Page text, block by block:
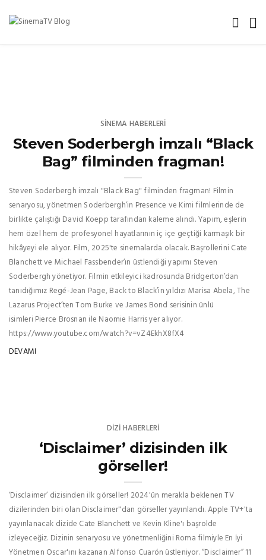
SINEMA HABERLERI
Steven Soderbergh imzalı “Black
Bag” filminden fragman!
Steven Soderbergh imzalı "Black Bag" filminden fragman! Filmin
senaryosu, yönetmen Soderbergh’in Presence ve Kimi filmlerinde de
birlikte çalıştığı David Koepp tarafından kaleme alındı. Yapım, eşlerin
hem özel hem de profesyonel hayatlarının iç içe geçtiği karmaşık bir
hikâyeyi ele alıyor. Film, 2025'te sinemalarda olacak. Başrollerini Cate
Blanchett ve Michael Fassbender’ın üstlendiği yapımı Steven
Soderbergh yönetiyor. Filmin etkileyici kadrosunda Bridgerton’dan
tanıdığımız Regé-Jean Page, Back to Black’in yıldızı Marisa Abela, The
Lazarus Project’ten Tom Burke ve James Bond serisinin ünlü
isimleri Pierce Brosnan ile Naomie Harris yer alıyor.
https://www.youtube.com/watch?v=vZ4EkhX8fX4
DEVAMI
DIZI HABERLERI
‘Disclaimer’ dizisinden ilk
görseller!
‘Disclaimer’ dizisinden ilk görseller! 2024'ün merakla beklenen TV
dizilerinden biri olan Disclaimer"dan görseller yayınlandı. Apple TV+'ta
yayınlanacak dizide Cate Blanchett ve Kevin Kline'ı başrolde
izleyeceğiz. Dizinin senaryosu ve yönetmenliğini Roma filmiyle En İyi
Yönetmen Oscar'ını kazanan Alfonso Cuarón üstleniyor. “Disclaimer” 11